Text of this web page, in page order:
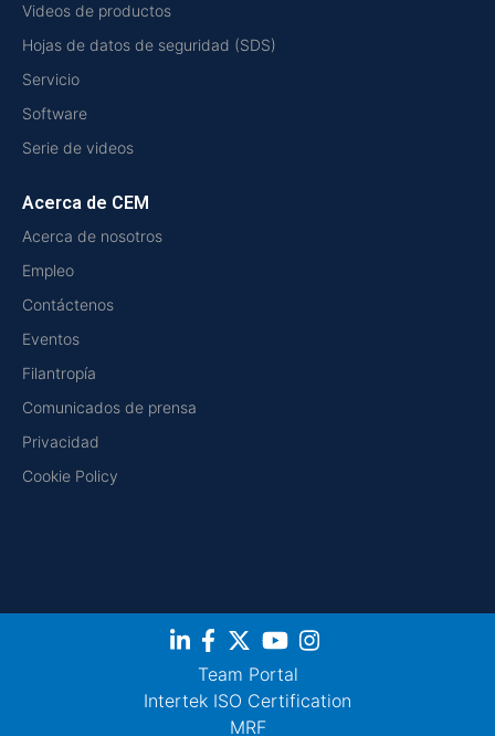
Videos de productos
Hojas de datos de seguridad (SDS)
Servicio
Software
Serie de videos
Acerca de CEM
Acerca de nosotros
Empleo
Contáctenos
Eventos
Filantropía
Comunicados de prensa
Privacidad
Cookie Policy
Team Portal
Intertek ISO Certification
MRF